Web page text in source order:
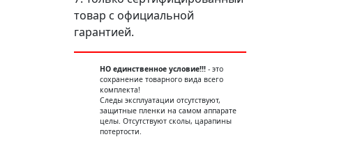
товар с официальной
гарантией.
НО единственное условие!!!- это
сохранение товарного вида всего
комплекта!
Следы эксплуатации отсутствуют,
защитные пленки на самом аппарате
целы. Отсутствуют сколы, царапины
потертости.